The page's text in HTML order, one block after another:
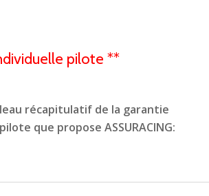
pilote **
récapitulatif de la garantie
que propose ASSURACING: